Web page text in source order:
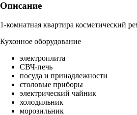
Описание
1-комнатная квартира косметический
Кухонное оборудование
электроплита
СВЧ-печь
посуда и принадлежности
столовые приборы
электрический чайник
холодильник
морозильник